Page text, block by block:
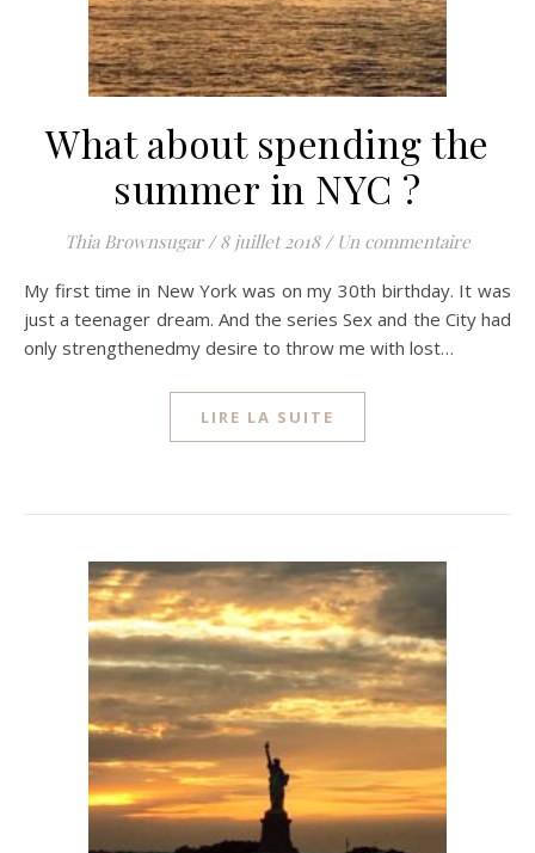
What about spending the
summer in NYC ?
Thia Brownsugar / 8 juillet 2018 / Un commentaire
My first time in New York was on my 30th birthday. It was
just a teenager dream. And the series Sex and the City had
only strengthenedmy desire to throw me with lost…
LIRE LA SUITE